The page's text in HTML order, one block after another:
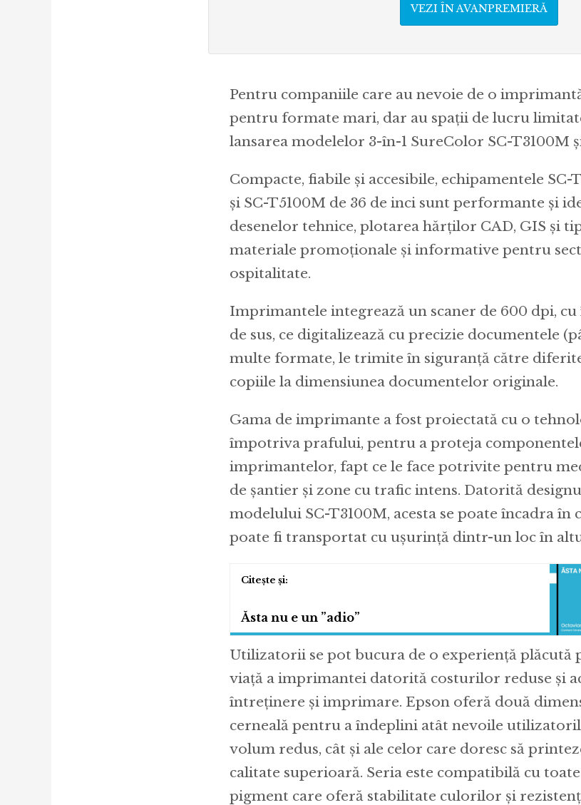
VEZI ÎN AVANPREMIERĂ
Pentru companiile care au nevoie de o
pentru formate mari, dar au spații de lucru
lansarea modelelor 3-în-1 SureColor SC-T3100M
Compacte, fiabile și accesibile, echipamentele SC-
și SC-T5100M de 36 de inci sunt performante și
desenelor tehnice, plotarea hărților CAD, GIS și
materiale promoționale și informative pentru
ospitalitate.
Imprimantele integrează un scaner de 600 dpi,
de sus, ce digitalizează cu precizie documentele
multe formate, le trimite în siguranță către
copiile la dimensiunea documentelor originale.
Gama de imprimante a fost proiectată cu o
împotriva prafului, pentru a proteja
imprimantelor, fapt ce le face potrivite pentru
de șantier și zone cu trafic intens. Datorită
modelului SC-T3100M, acesta se poate încadra în
poate fi transportat cu ușurință dintr-un loc în
Ăsta nu e un ”adio”
Utilizatorii se pot bucura de o experiență plăcută
viață a imprimantei datorită costurilor reduse și
întreținere și imprimare. Epson oferă două
cerneală pentru a îndeplini atât nevoile
volum redus, cât și ale celor care doresc să
calitate superioară. Seria este compatibilă cu
pigment care oferă stabilitate culorilor și